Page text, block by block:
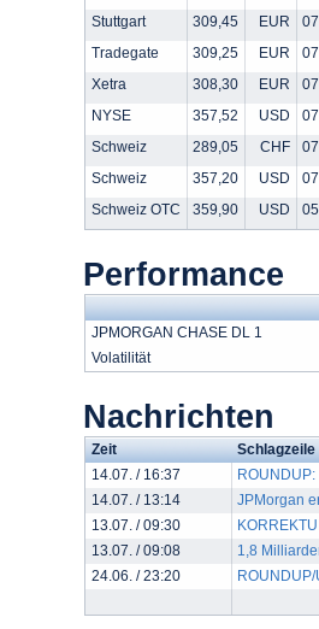
Stuttgart
309,45 EUR
Tradegate
309,25 EUR
Xetra
308,30 EUR
NYSE
357,52 USD
Schweiz
289,05 CHF
Schweiz
357,20 USD
Schweiz OTC
359,90 USD
Performance
JPMORGAN CHASE DL 1
Volatilität
Nachrichten
Zeit
Schlagzeile
14.07. / 16:37
14.07. / 13:14
JPMorgan
13.07. / 09:30
13.07. / 09:08
1,8
24.06. / 23:20